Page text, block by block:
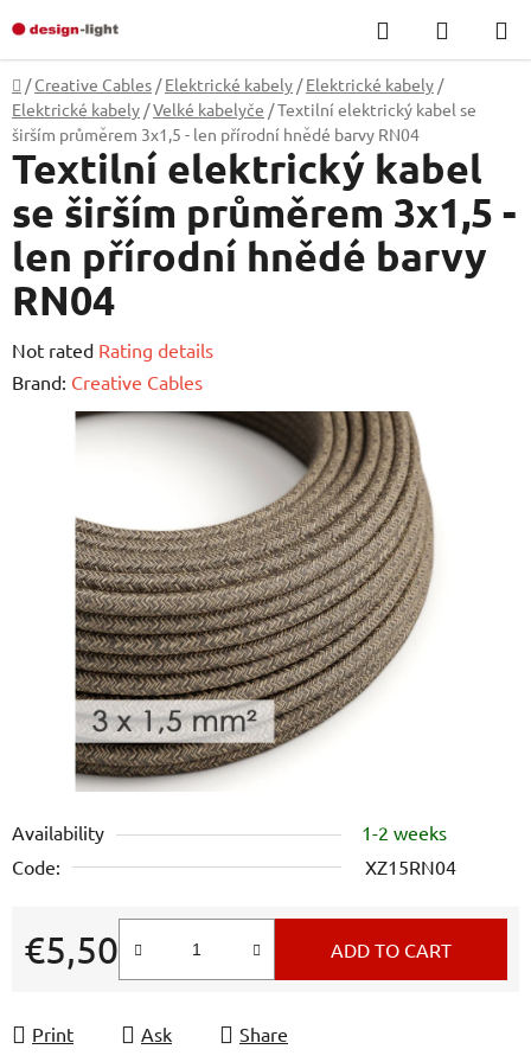
to
content
Search
CART
Home
/ Creative Cables / Elektrické kabely / Elektrické kabely /
Elektrické kabely /Velké kabelyče /Textilní elektrický kabel se
širším průměrem 3x1,5 - len přírodní hnědé barvy RN04
Availability
1-2 weeks
Code:
XZ15RN04
€5,50
Measure price:
ADD TO CART
Print Ask Share
Textilní elektrický kabel
se širším průměrem 3x1,5 -
len přírodní hnědé barvy
RN04
The
average
product
Not rated Rating details
Brand: Creative Cables